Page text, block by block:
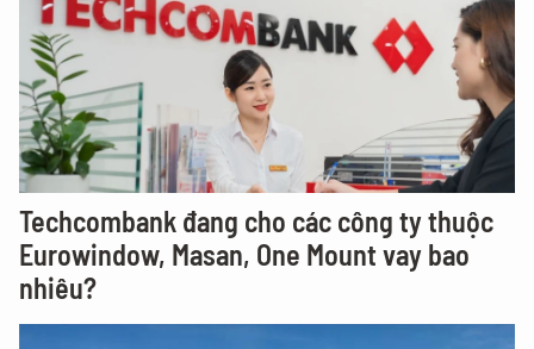
Techcombank đang cho các công ty thuộc
Eurowindow, Masan, One Mount vay bao
nhiêu?